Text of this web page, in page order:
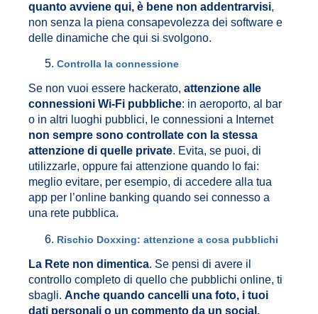
quanto avviene qui, è bene non addentrarvisi,
non senza la piena consapevolezza dei software e
delle dinamiche che qui si svolgono.
Controlla la connessione
Se non vuoi essere hackerato, attenzione alle
connessioni Wi-Fi pubbliche: in aeroporto, al bar
o in altri luoghi pubblici, le connessioni a Internet
non sempre sono controllate con la stessa
attenzione di quelle private. Evita, se puoi, di
utilizzarle, oppure fai attenzione quando lo fai:
meglio evitare, per esempio, di accedere alla tua
app per l’online banking quando sei connesso a
una rete pubblica.
Rischio Doxxing: attenzione a cosa pubblichi
La Rete non dimentica. Se pensi di avere il
controllo completo di quello che pubblichi online, ti
sbagli. Anche quando cancelli una foto, i tuoi
dati personali o un commento da un social,